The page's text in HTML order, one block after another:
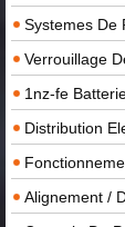
Systemes De
Verrouillage
1nz-fe
Distribution
Alignement /